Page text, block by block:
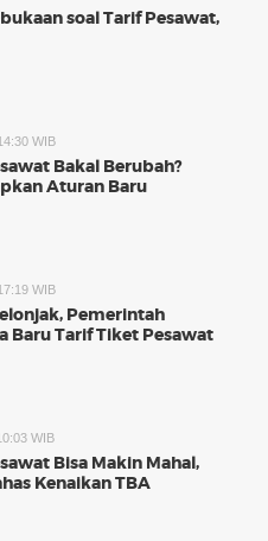
soal Tarif Pesawat,
WIB
Bakal Berubah?
Aturan Baru
WIB
Pemerintah
Baru Tarif Tiket Pesawat
WIB
Bisa Makin Mahal,
Kenaikan TBA